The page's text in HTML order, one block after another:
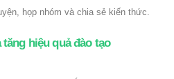
họp nhóm và chia sẻ kiến thức.
hiệu quả đào tạo